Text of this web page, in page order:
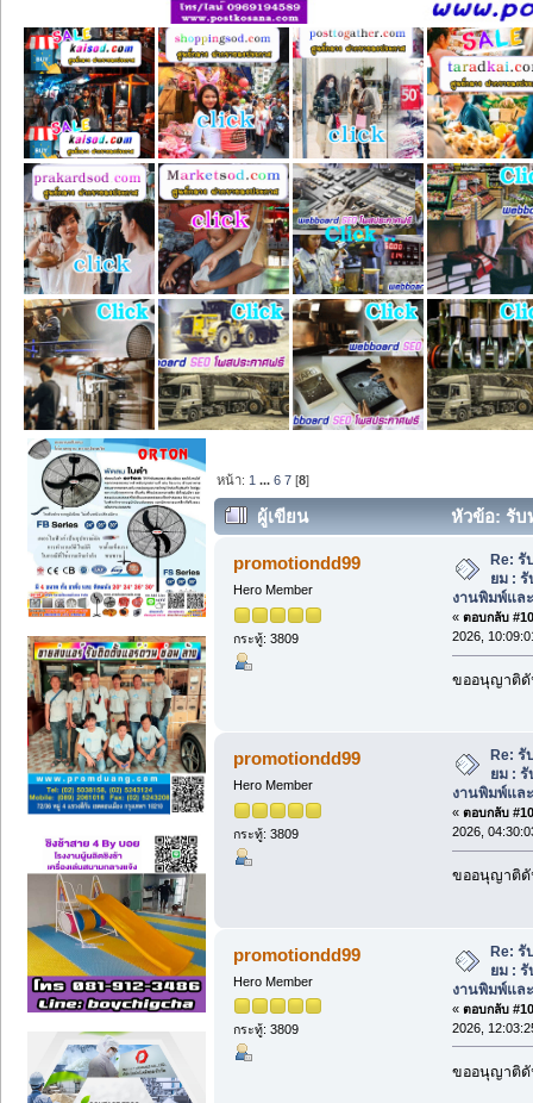
หน้า: 1 ...6 7 [8]
ผู้เขียน
หัวข้อ: รับ
งานพิมพ์และโครงสร้างแข็งแรง (อ่าน
promotiondd99
Hero Member
กระทู้: 3809
Re: รั
ยม :
งานพิมพ์แล
« ตอบกลับ
2026,
ขออนุญาติ
promotiondd99
Hero Member
กระทู้: 3809
Re: รั
ยม :
งานพิมพ์แล
« ตอบกลับ
2026,
ขออนุญาติ
promotiondd99
Hero Member
กระทู้: 3809
Re: รั
ยม :
งานพิมพ์แล
« ตอบกลับ
2026,
ขออนุญาติ